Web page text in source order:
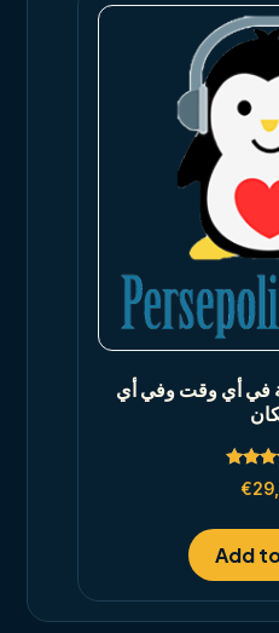
في أي وقت وفي أي
Rated
4.00
€
Add